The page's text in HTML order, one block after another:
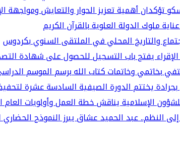
تؤكدان أهمية تعزيز الحوار والتعايش ومواجهة
ملوك الدولة العلوية بالقرآن الكريم
والتاريخ المحلي في الملتقى السنوي بكردوس
يفتح باب التسجيل للحصول على شهادة
وخاتمات كتاب الله برسم الموسم الدراسي 2025-
يختتم الدورة الصيفية السادسة عشرة
الإسلامية يناقش خطة العمل وأولويات العام
النظم.. عبد الحميد عشاق يبرز النموذج الحضاري